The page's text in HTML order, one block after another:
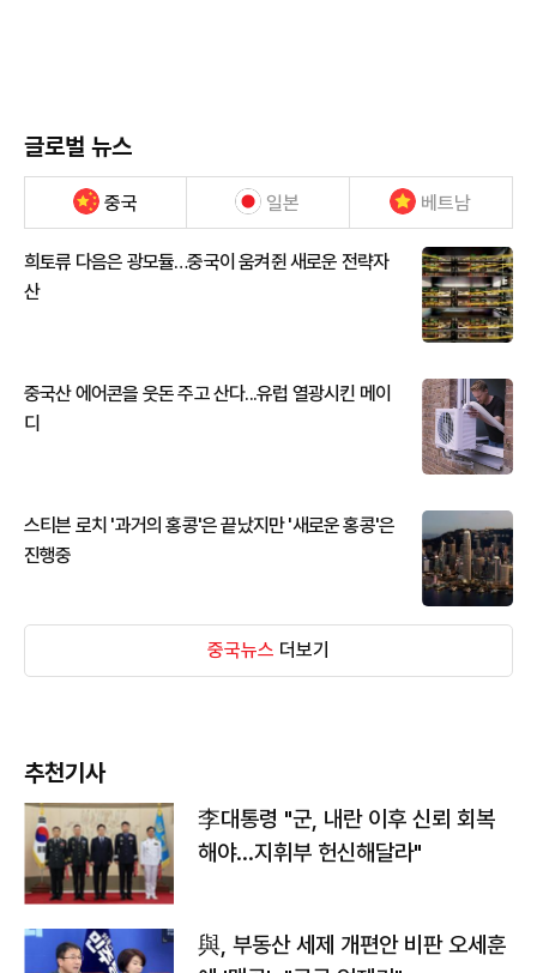
글로벌 뉴스
중국 일본 베트남
희토류 다음은 광모듈…중국이 움켜쥔 새로운 전략자
산
중국산 에어콘을 웃돈 주고 산다...유럽 열광시킨 메이
디
스티븐 로치 '과거의 홍콩'은 끝났지만 '새로운 홍콩'은
진행중
중국뉴스 더보기
추천기사
李대통령 "군, 내란 이후 신뢰 회복
해야…지휘부 헌신해달라"
與, 부동산 세제 개편안 비판 오세훈